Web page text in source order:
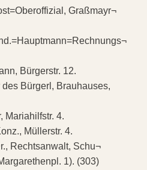
Graßmayr¬
Bürgerstr. 12.
Bürgerl, Brauhauses,
Mariahilfstr. 4.
Müllerstr. 4.
Rechtsanwalt, Schu¬
1). (303)